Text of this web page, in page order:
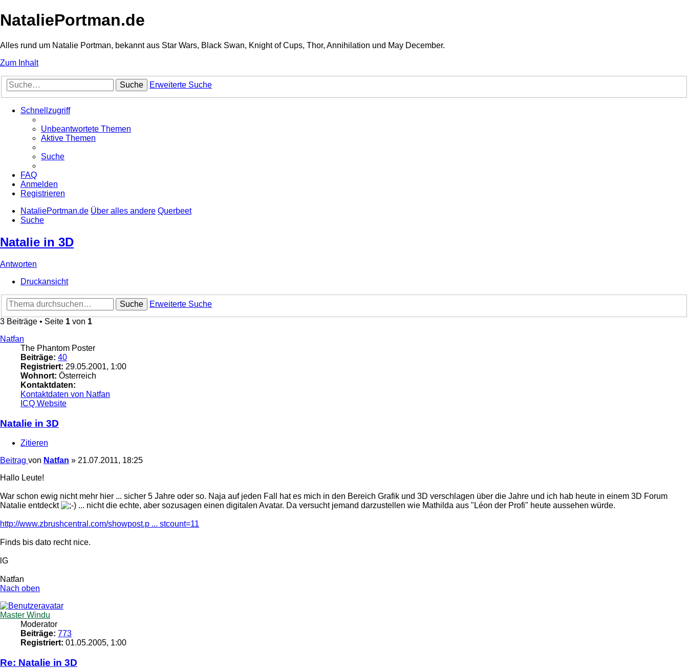
NataliePortman.de
Alles rund um Natalie Portman, bekannt aus Star Wars, Black Swan, Knight of Cups, Thor, Annihilation und May December.
Zum Inhalt
Suche Erweiterte Suche
Schnellzugriff
Unbeantwortete Themen
Aktive Themen
Suche
FAQ
Anmelden
Registrieren
NataliePortman.de Über alles andere Querbeet
Suche
Natalie in 3D
Antworten
Druckansicht
Suche
Erweiterte Suche
3 Beiträge • Seite 1 von 1
Natfan
The Phantom Poster
Beiträge: 40
Registriert: 29.05.2001, 1:00
Wohnort: Österreich
Kontaktdaten:
Kontaktdaten von Natfan
ICQ Website
Natalie in 3D
Zitieren
Beitrag von Natfan » 21.07.2011, 18:25
Hallo Leute!
War schon ewig nicht mehr hier ... sicher 5 Jahre oder so. Naja auf jeden Fall hat es mich in den Bereich Grafik und 3D verschlagen über die Jahre und ich hab heute in einem 3D Forum
Natalie entdeckt
... nicht die echte, aber sozusagen einen digitalen Avatar. Da versucht jemand darzustellen wie Mathilda aus "Léon der Profi" heute aussehen würde.
http://www.zbrushcentral.com/showpost.p ... stcount=11
Finds bis dato recht nice.
lG
Natfan
Nach oben
Master Windu
Moderator
Beiträge: 773
Registriert: 01.05.2005, 1:00
Re: Natalie in 3D